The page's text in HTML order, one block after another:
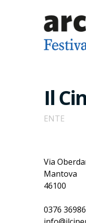
Il
ENTE
Via
Mantova
46100
0376